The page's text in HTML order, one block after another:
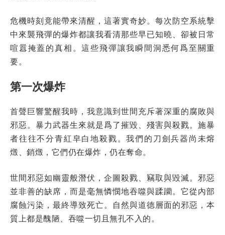
危機時刻竟能帶來清醒，這著實奇妙。每次防空系統擊
中來襲飛彈的爆炸都讓我看清那些早已知曉、卻被日常
喧囂掩蓋的真相。這些飛彈讓我瞬間洞悉何爲至關重
要。
第一次爆炸
首聲巨響驚醒我時，我意識到世間充斥著深重的腐敗與
邪惡。暴力武器生來就是爲了摧毀、殘害與殺戮。施暴
者往往不分青紅皁白地殺戮。我們的刀劍兵器尚未熔
燬、銷燬，它們仍在爆炸，仍在奪命。
世間邪惡如幽靈般潛伏，企圖殺戮、竊取與毀滅。邪惡
並非善的缺席，而是毫無憐憫地吞噬與蹂躪。它從內部
腐蝕污染，最終導致死亡。自然與道德層面的邪惡，本
質上都是醜陋、吞噬一切且無孔不入的。